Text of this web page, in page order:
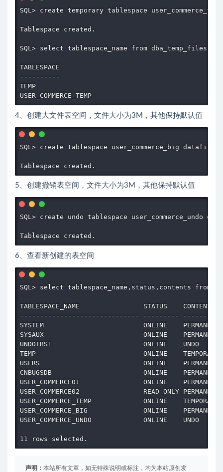
SQL> create temporary tablespace
Tablespace created.
SQL> select tablespace_name from dba_temp_files;
TABLESPACE
----------
TEMP
USER_COMMERCE_TEMP
4、创建大文件表空间，文件大小为3M，其他保持默认值
SQL> create tablespace user_commerce_big
Tablespace created.
5、创建撤销表空间，文件大小为3M，其他保持默认值
SQL> create undo tablespace user_commerce_undo
Tablespace created.
6、查看新创建的表空间
SQL> select tablespace_name,status,contents from
TABLESPACE_NAME                STATUS    CONTENTS
------------------------------ ---------
SYSTEM                         ONLINE    PERMANENT
SYSAUX                         ONLINE    PERMANENT
UNDOTBS1                       ONLINE    UNDO
TEMP                           ONLINE    TEMPORARY
USERS                          ONLINE    PERMANENT
CNBUGSDB                       ONLINE    PERMANENT
USER_COMMERCE01                ONLINE    PERMANENT
USER_COMMERCE02                READ ONLY PERMANENT
USER_COMMERCE_TEMP             ONLINE    TEMPORARY
USER_COMMERCE_BIG              ONLINE    PERMANENT
USER_COMMERCE_UNDO             ONLINE    UNDO
声明： 本站所有文章，如无特殊说明或标注，均为本站原创发